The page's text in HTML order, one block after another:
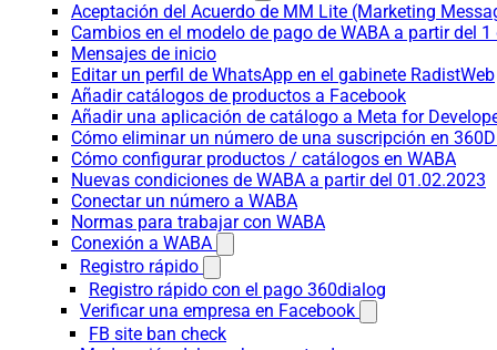
Aceptación del Acuerdo de MM Lite (Marketing
Cambios en el modelo de pago de WABA a partir del
Mensajes de inicio
Editar un perfil de WhatsApp en el gabinete RadistWeb
Añadir catálogos de productos a Facebook
Añadir una aplicación de catálogo a Meta for
Cómo eliminar un número de una suscripción en
Cómo configurar productos / catálogos en WABA
Nuevas condiciones de WABA a partir del 01.02.2023
Conectar un número a WABA
Normas para trabajar con WABA
Conexión a WABA
Registro rápido
Registro rápido con el pago 360dialog
Verificar una empresa en Facebook
FB site ban check